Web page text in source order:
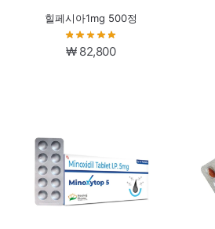
힐페시아1mg 500정
₩82,800